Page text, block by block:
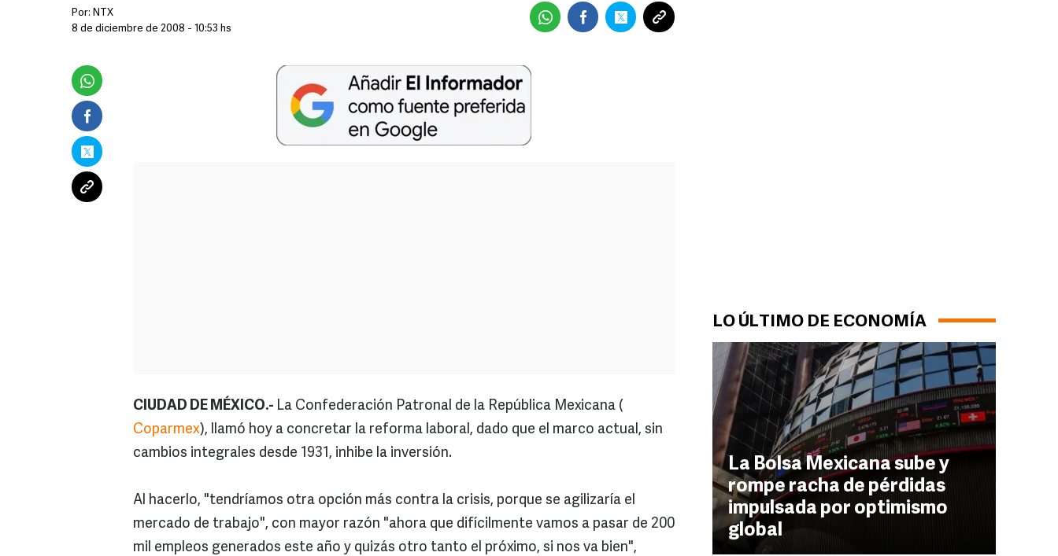
LO ÚLTIMO DE ECONOMÍA
La Bolsa Mexicana sube y
rompe racha de pérdidas
impulsada por optimismo
global
Por: NTX
8 de diciembre de 2008 - 10:53 hs
CIUDAD DE MÉXICO.- La Confederación Patronal de la República Mexicana (
Coparmex), llamó hoy a concretar la reforma laboral, dado que el marco actual, sin
cambios integrales desde 1931, inhibe la inversión.
Al hacerlo, "tendríamos otra opción más contra la crisis, porque se agilizaría el
mercado de trabajo", con mayor razón "ahora que difícilmente vamos a pasar de 200
mil empleos generados este año y quizás otro tanto el próximo, si nos va bien",